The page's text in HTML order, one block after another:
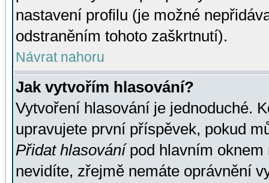
nastavení profilu (je možné
odstraněním tohoto zaškrtnutí).
Návrat nahoru
Jak vytvořím hlasování?
Vytvoření hlasování je jednoduché.
upravujete první příspěvek, pokud
Přidat hlasovánípod hlavním oknem
nevidíte, zřejmě nemáte oprávnění